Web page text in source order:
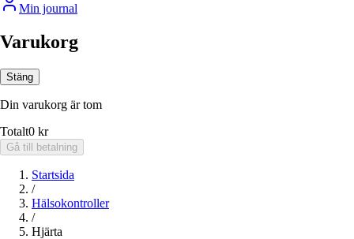
Min journal
Varukorg
Stäng
Din varukorg är tom
Totalt0 kr
Gå till betalning
Startsida
/
Hälsokontroller
/
Hjärta